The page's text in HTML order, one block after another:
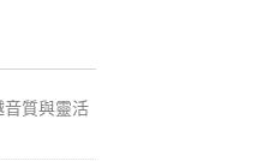
質與靈活